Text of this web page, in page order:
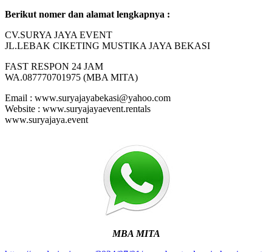
Berikut nomer dan alamat lengkapnya :
CV.SURYA JAYA EVENT
JL.LEBAK CIKETING MUSTIKA JAYA BEKASI
FAST RESPON 24 JAM
WA.087770701975 (MBA MITA)
Email : www.suryajayabekasi@yahoo.com
Website : www.suryajayaevent.rentals
www.suryajaya.event
MBA MITA